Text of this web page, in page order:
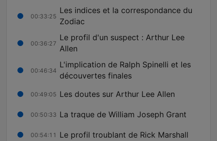
00:33:25
Les indices et la correspondance du
Zodiac
00:36:27
Le profil d'un suspect : Arthur Lee
Allen
00:46:34
L'implication de Ralph Spinelli et les
découvertes finales
00:49:05 Les doutes sur Arthur Lee Allen
00:50:33 La traque de William Joseph Grant
00:54:11 Le profil troublant de Rick Marshall